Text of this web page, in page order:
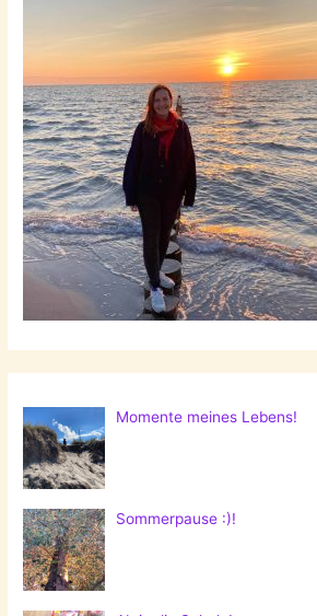
Momente meines Lebens!
Sommerpause :)!